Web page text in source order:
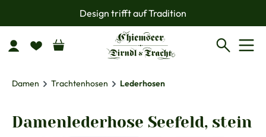
Zum Hauptinhalt springenDesign trifft auf Tradition
Damen Trachtenhosen Lederhosen
Damenlederhose Seefeld, stein